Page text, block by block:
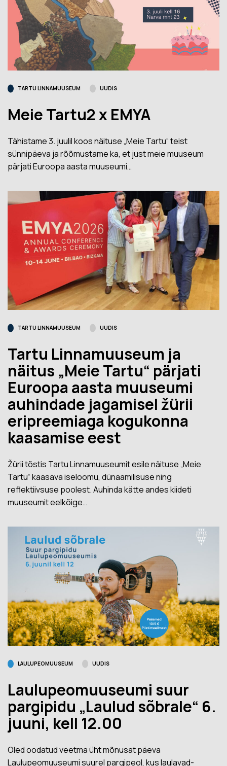
TARTU LINNAMUUSEUM UUDIS
Meie Tartu2 x EMYA
Tähistame 3. juulil koos näituse „Meie Tartu“ teist
sünnipäeva ja rõõmustame ka, et just meie muuseum
pärjati Euroopa aasta muuseumi…
TARTU LINNAMUUSEUM UUDIS
Tartu Linnamuuseum ja
näitus „Meie Tartu“ pärjati
Euroopa aasta muuseumi
auhindade jagamisel žürii
eripreemiaga kogukonna
kaasamise eest
Žürii tõstis Tartu Linnamuuseumit esile näituse „Meie
Tartu“ kaasava iseloomu, dünaamilisuse ning
reflektiivsuse poolest. Auhinda kätte andes kiideti
muuseumit eelkõige…
LAULUPEOMUUSEUM UUDIS
Laulupeomuuseumi suur
pargipidu „Laulud sõbrale“ 6.
juuni, kell 12.00
Oled oodatud veetma üht mõnusat päeva
Laulupeomuuseumi suurel pargipeol, kus laulavad-